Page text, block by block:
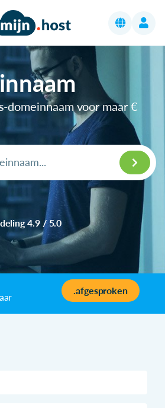
domeinnaam voor maar €
4.9 / 5.0
.afgesproken